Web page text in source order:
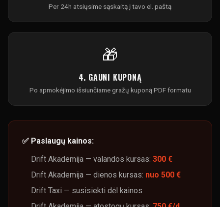
Per 24h atsiųsime sąskaitą į tavo el. paštą
🎁
4. GAUNI KUPONĄ
Po apmokėjimo išsiunčiame gražų kuponą PDF formatu
✅ Paslaugų kainos:
Drift Akademija — valandos kursas: 300 €
Drift Akademija — dienos kursas: nuo 500 €
Drift Taxi — susisiekti dėl kainos